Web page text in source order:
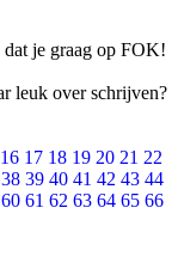
dat je graag op FOK!
leuk over schrijven?
16 17 18 19 20 21 22
38 39 40 41 42 43 44
60 61 62 63 64 65 66